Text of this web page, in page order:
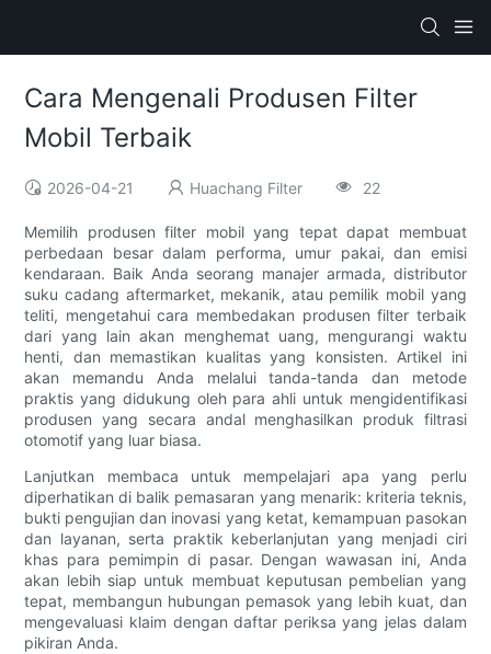
Cara Mengenali Produsen Filter
Mobil Terbaik
2026-04-21 Huachang Filter 22
Memilih produsen filter mobil yang tepat dapat membuat
perbedaan besar dalam performa, umur pakai, dan emisi
kendaraan. Baik Anda seorang manajer armada, distributor
suku cadang aftermarket, mekanik, atau pemilik mobil yang
teliti, mengetahui cara membedakan produsen filter terbaik
dari yang lain akan menghemat uang, mengurangi waktu
henti, dan memastikan kualitas yang konsisten. Artikel ini
akan memandu Anda melalui tanda-tanda dan metode
praktis yang didukung oleh para ahli untuk mengidentifikasi
produsen yang secara andal menghasilkan produk filtrasi
otomotif yang luar biasa.
Lanjutkan membaca untuk mempelajari apa yang perlu
diperhatikan di balik pemasaran yang menarik: kriteria teknis,
bukti pengujian dan inovasi yang ketat, kemampuan pasokan
dan layanan, serta praktik keberlanjutan yang menjadi ciri
khas para pemimpin di pasar. Dengan wawasan ini, Anda
akan lebih siap untuk membuat keputusan pembelian yang
tepat, membangun hubungan pemasok yang lebih kuat, dan
mengevaluasi klaim dengan daftar periksa yang jelas dalam
pikiran Anda.